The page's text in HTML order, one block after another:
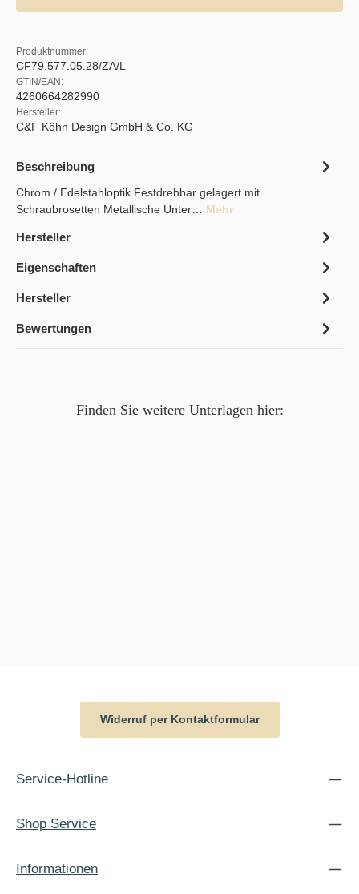
Produktnummer:
CF79.577.05.28/ZA/L
GTIN/EAN:
4260664282990
Hersteller:
C&F Köhn Design GmbH & Co. KG
Beschreibung
Chrom / Edelstahloptik Festdrehbar gelagert mit
Schraubrosetten Metallische Unter… Mehr
Hersteller
Eigenschaften
Hersteller
Bewertungen
Finden Sie weitere Unterlagen hier:
Widerruf per Kontaktformular
Service-Hotline
Shop Service
Informationen